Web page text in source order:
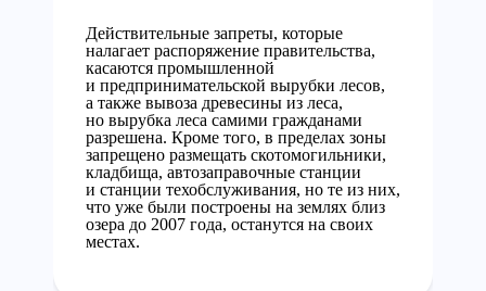
Действительные запреты, которые
налагает распоряжение правительства,
касаются промышленной
и предпринимательской вырубки лесов,
а также вывоза древесины из леса,
но вырубка леса самими гражданами
разрешена. Кроме того, в пределах зоны
запрещено размещать скотомогильники,
кладбища, автозаправочные станции
и станции техобслуживания, но те из них,
что уже были построены на землях близ
озера до 2007 года, останутся на своих
местах.